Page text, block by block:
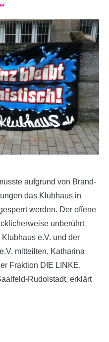
aufgrund von Brand-
das Klubhaus in
werden. Der offene
unberührt
e.V. und der
mitteilten. Katharina
Fraktion DIE LINKE,
Rudolstadt, erklärt